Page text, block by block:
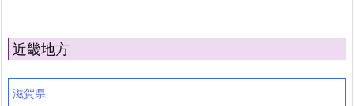
近畿地方
滋賀県